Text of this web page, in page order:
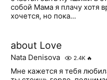
собой Мама я плачу хотя
хочется, но пока...
about Love
Nata Denisova 2.4K 🔥
Мне кажется я тебя